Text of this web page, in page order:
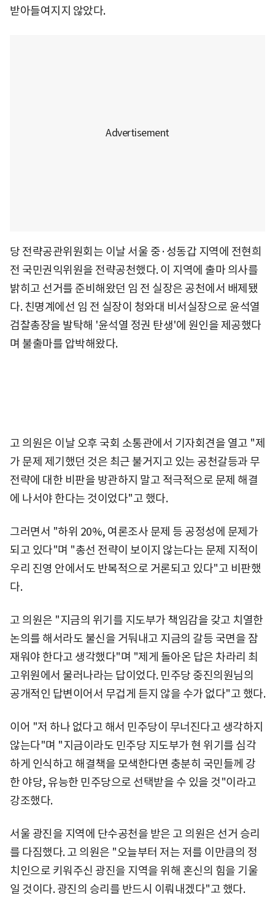
받아들여지지 않았다.
당 전략공관위원회는 이날 서울 중·성동갑 지역에 전현희
전 국민권익위원을 전략공천했다. 이 지역에 출마 의사를
밝히고 선거를 준비해왔던 임 전 실장은 공천에서 배제됐
다. 친명계에선 임 전 실장이 청와대 비서실장으로 윤석열
검찰총장을 발탁해 '윤석열 정권 탄생'에 원인을 제공했다
며 불출마를 압박해왔다.
고 의원은 이날 오후 국회 소통관에서 기자회견을 열고 "제
가 문제 제기했던 것은 최근 불거지고 있는 공천갈등과 무
전략에 대한 비판을 방관하지 말고 적극적으로 문제 해결
에 나서야 한다는 것이었다"고 했다.
그러면서 "하위 20%, 여론조사 문제 등 공정성에 문제가
되고 있다"며 "총선 전략이 보이지 않는다는 문제 지적이
우리 진영 안에서도 반복적으로 거론되고 있다"고 비판했
다.
고 의원은 "지금의 위기를 지도부가 책임감을 갖고 치열한
논의를 해서라도 불신을 거둬내고 지금의 갈등 국면을 잠
재워야 한다고 생각했다"며 "제게 돌아온 답은 차라리 최
고위원에서 물러나라는 답이었다. 민주당 중진의원님의
공개적인 답변이어서 무겁게 듣지 않을 수가 없다"고 했다.
이어 "저 하나 없다고 해서 민주당이 무너진다고 생각하지
않는다"며 "지금이라도 민주당 지도부가 현 위기를 심각
하게 인식하고 해결책을 모색한다면 충분히 국민들께 강
한 야당, 유능한 민주당으로 선택받을 수 있을 것"이라고
강조했다.
서울 광진을 지역에 단수공천을 받은 고 의원은 선거 승리
를 다짐했다. 고 의원은 "오늘부터 저는 저를 이만큼의 정
치인으로 키워주신 광진을 지역을 위해 혼신의 힘을 기울
일 것이다. 광진의 승리를 반드시 이뤄내겠다"고 했다.